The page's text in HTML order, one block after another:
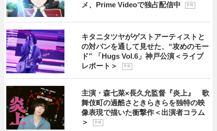
メ、Prime Videoで独占配信中
P R
キタニタツヤがゲストアーティストと
の対バンを通して見せた、“攻めのモー
ド” 「Hugs Vol.6」神戸公演＜ライブ
レポート＞
P R
主演・森七菜×長久允監督『炎上』 歌
舞伎町の過酷さときらきらを独特の映
像表現で描いた衝撃作＜出演者コラム
＞
P R